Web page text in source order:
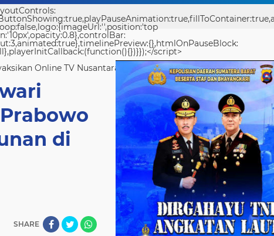
script>
Online TV Nusantara <center>
di
SHARE